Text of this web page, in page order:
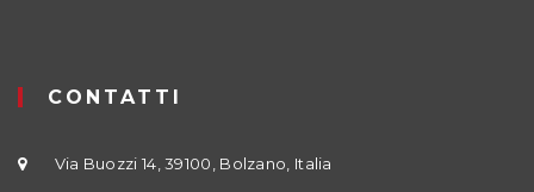
CONTATTI
Via Buozzi 14, 39100, Bolzano, Italia